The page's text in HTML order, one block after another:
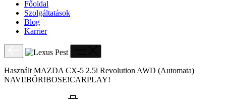
Főoldal
Szolgáltatások
Blog
Karrier
Használt MAZDA CX-5 2.5i Revolution AWD (Automata)
NAVI!BŐR!BOSE!CARPLAY!